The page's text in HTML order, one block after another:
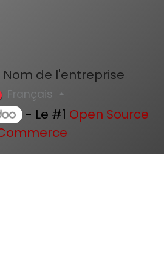
de l'entreprise
Français
- Le #1 Open Source